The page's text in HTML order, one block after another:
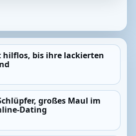
hilflos, bis ihre lackierten
großes Maul im
Dating